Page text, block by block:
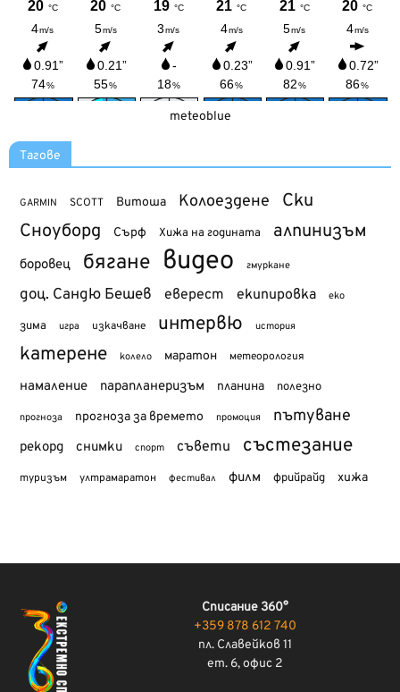
meteoblue
Тагове
GARMIN SCOTT Витоша Колоездене Ски
Сноуборд Сърф Хижа на годината алпинизъм
боровец бягане видео гмуркане
доц. Сандю Бешев еверест екипировка еко
зима игра изкачване интервю история
катерене колело маратон метеорология
намаление парапланеризъм планина полезно
прогноза прогноза за времето промоция пътуване
рекорд снимки спорт съвети състезание
туризъм ултрамаратон фестивал филм фрийрайд хижа
Списание 360°
+359 878 612 740
пл. Славейков 11
ет. 6, офис 2